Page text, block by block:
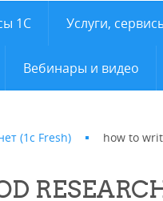
1С Услуги,
Вебинары и видео
(1c Fresh) how to